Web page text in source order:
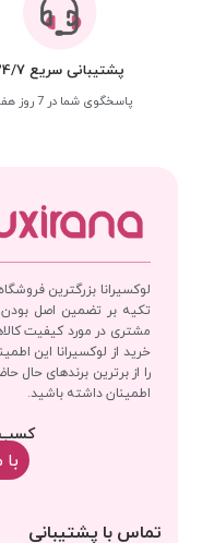
پشتیبانی سریع 24/7
پاسخگوی شما در 7 روز هفته
لوکسیرانا بزرگترین
تکیه بر تضمین اصل بودن
مشتری در مورد کیفیت
خرید از لوکسیرانا این
را از برترین برندهای حال
اطمینان داشته باشید.
کسب
تماس با پشتیبانی